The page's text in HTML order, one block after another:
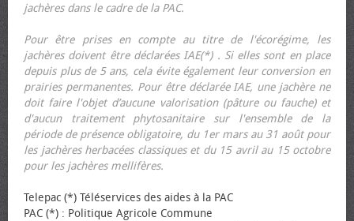
jachères dans le cadre de la PAC.
Pour être prises en compte au titre de l'écorégime, les
jachères doivent être déclarées IAE(*) . Si elles sont en place
depuis plus de 5 ans, cela évite également leur conversion en
prairies permanentes. Pour être déclarée IAE, une jachère ne
doit faire l'objet d’aucune valorisation (pâture ou fauche) et
d'aucun traitement phytosanitaire sur l'ensemble de la
période de présence obligatoire, du 1er mars au 31 août pour
les jachères herbacées classiques et du 15 avril au 15 octobre
pour les jachères mellifères.
Telepac (*) Téléservices des aides à la PAC
PAC (*) : Politique Agricole Commune